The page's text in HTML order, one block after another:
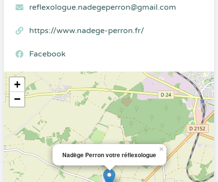
reflexologue.nadegeperron@gmail.com
https://www.nadege-perron.fr/
Facebook
Nadège Perron votre réflexologue
×
+
−